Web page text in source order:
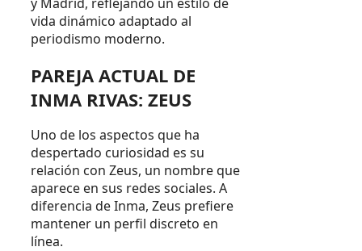
vida dinámico adaptado al
periodismo moderno.
PAREJA ACTUAL DE
INMA RIVAS: ZEUS
Uno de los aspectos que ha
despertado curiosidad es su
relación con Zeus, un nombre que
aparece en sus redes sociales. A
diferencia de Inma, Zeus prefiere
mantener un perfil discreto en
línea.